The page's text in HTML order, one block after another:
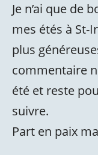
Je n’ai que de
mes étés à St-
plus
commentaire
été et reste
suivre.
Part en paix